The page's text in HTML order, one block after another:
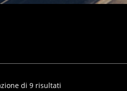
di 9 risultati